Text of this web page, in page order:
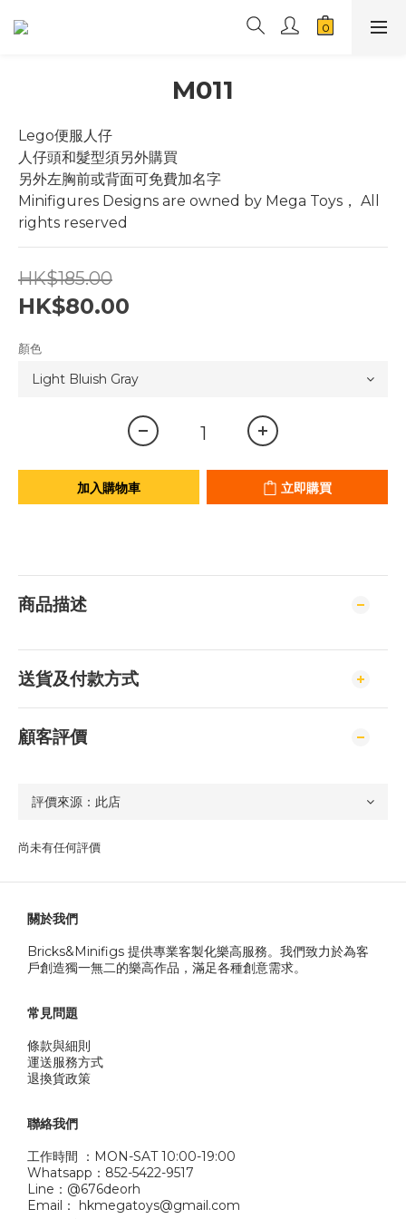
M011
Lego便服人仔
人仔頭和髮型須另外購買
另外左胸前或背面可免費加名字
Minifigures Designs are owned by Mega Toys， All
rights reserved
HK$185.00
HK$80.00
顏色
加入購物車 立即購買
商品描述
送貨及付款方式
顧客評價
尚未有任何評價
關於我們
Bricks&Minifigs 提供專業客製化樂高服務。我們致力於為客
戶創造獨一無二的樂高作品，滿足各種創意需求。
常見問題
條款與細則
運送服務方式
退換貨政策
聯絡我們
工作時間 ：MON-SAT 10:00-19:00
Whatsapp：852-5422-9517
Line：@676deorh
Email： hkmegatoys@gmail.com